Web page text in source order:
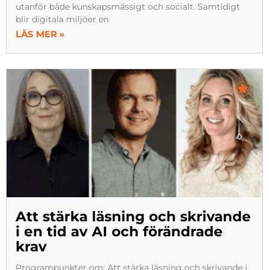
utanför både kunskapsmässigt och socialt. Samtidigt
blir digitala miljöer en
LÄS MER »
Att stärka läsning och skrivande
i en tid av AI och förändrade
krav
Programpunkter om: Att stärka läsning och skrivande i